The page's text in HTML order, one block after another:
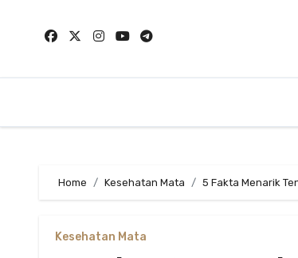
Home Kesehatan Mata 5 Fakta Menarik
Kesehatan Mata